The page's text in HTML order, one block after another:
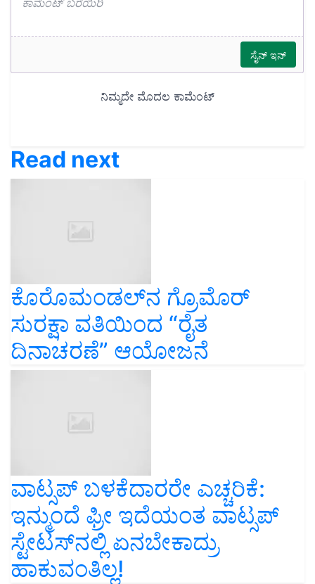
Read next
ಕೊರೊಮಂಡಲ್‌ನ ಗ್ರೊಮೊರ್‌
ಸುರಕ್ಷಾ ವತಿಯಿಂದ “ರೈತ
ದಿನಾಚರಣೆ” ಆಯೋಜನೆ
ವಾಟ್ಸಪ್‌ ಬಳಕೆದಾರರೇ ಎಚ್ಚರಿಕೆ:
ಇನ್ಮುಂದೆ ಫ್ರೀ ಇದೆಯಂತ ವಾಟ್ಸಪ್‌
ಸ್ಟೇಟಸ್‌ನಲ್ಲಿ ಏನಬೇಕಾದ್ರು
ಹಾಕುವಂತಿಲ್ಲ!